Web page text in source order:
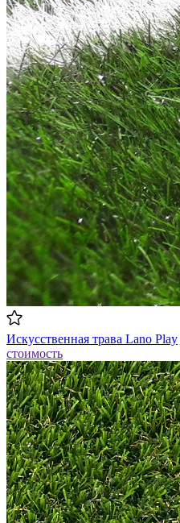
Искусственная трава Lano Play
стоимость